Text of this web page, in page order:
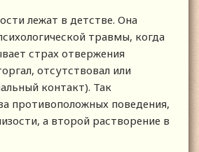
лежат в детстве. Она
травмы, когда
страх отвержения
отсутствовал или
контакт). Так
противоположных поведения,
а второй растворение в